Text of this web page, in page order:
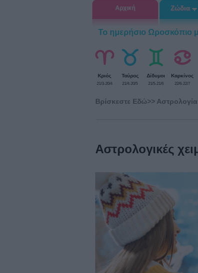
Αρχική Ζώδια
Το ημερήσιο Ωροσκόπιο
Κριός
21/3-20/4
Ταύρος
21/4-20/5
Δίδυμοι
21/5-21/6
Καρκίνος
22/6-22/7
Βρίσκεστε Eδώ>> Αστρολογία
Αστρολογικές